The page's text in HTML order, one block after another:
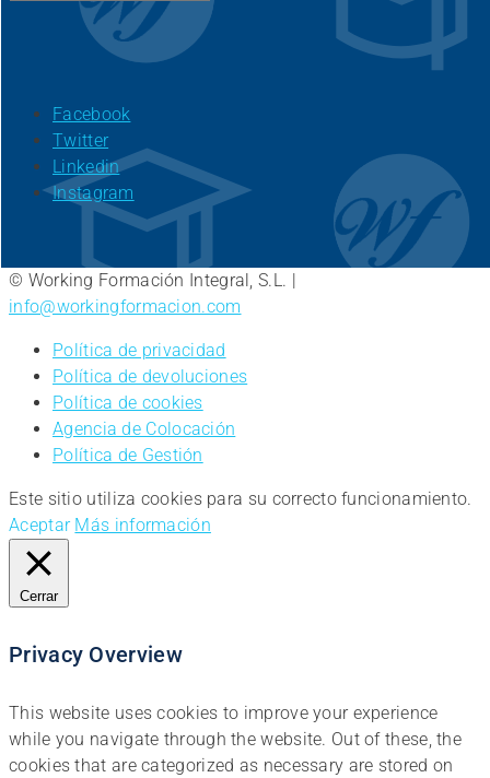
Facebook
Twitter
Linkedin
Instagram
© Working Formación Integral, S.L. |
info@workingformacion.com
Política de privacidad
Política de devoluciones
Política de cookies
Agencia de Colocación
Política de Gestión
Este sitio utiliza cookies para su correcto funcionamiento.
Aceptar Más información
Cerrar
Privacy Overview
This website uses cookies to improve your experience
while you navigate through the website. Out of these, the
cookies that are categorized as necessary are stored on